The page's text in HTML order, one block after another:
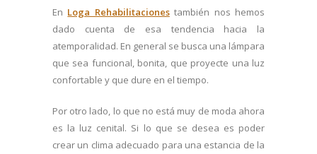
En Loga Rehabilitacionestambién nos hemos
dado cuenta de esa tendencia hacia la
atemporalidad. En general se busca una lámpara
que sea funcional, bonita, que proyecte una luz
confortable y que dure en el tiempo.
Por otro lado, lo que no está muy de moda ahora
es la luz cenital. Si lo que se desea es poder
crear un clima adecuado para una estancia de la